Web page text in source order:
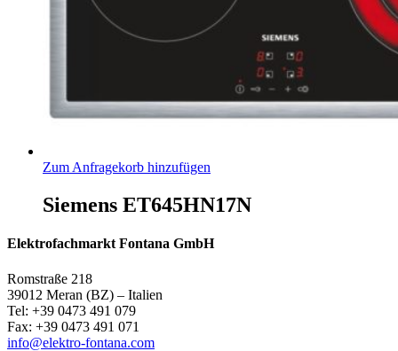
Zum Anfragekorb hinzufügen
Siemens ET645HN17N
Elektrofachmarkt Fontana GmbH
Romstraße 218
39012 Meran (BZ) – Italien
Tel: +39 0473 491 079
Fax: +39 0473 491 071
info@elektro-fontana.com